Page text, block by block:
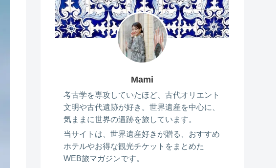
Mami
考古学を専攻していたほど、古代オリエント
文明や古代遺跡が好き。世界遺産を中心に、
気ままに世界の遺跡を旅しています。
当サイトは、世界遺産好きが贈る、おすすめ
ホテルやお得な観光チケットをまとめた
WEB旅マガジンです。